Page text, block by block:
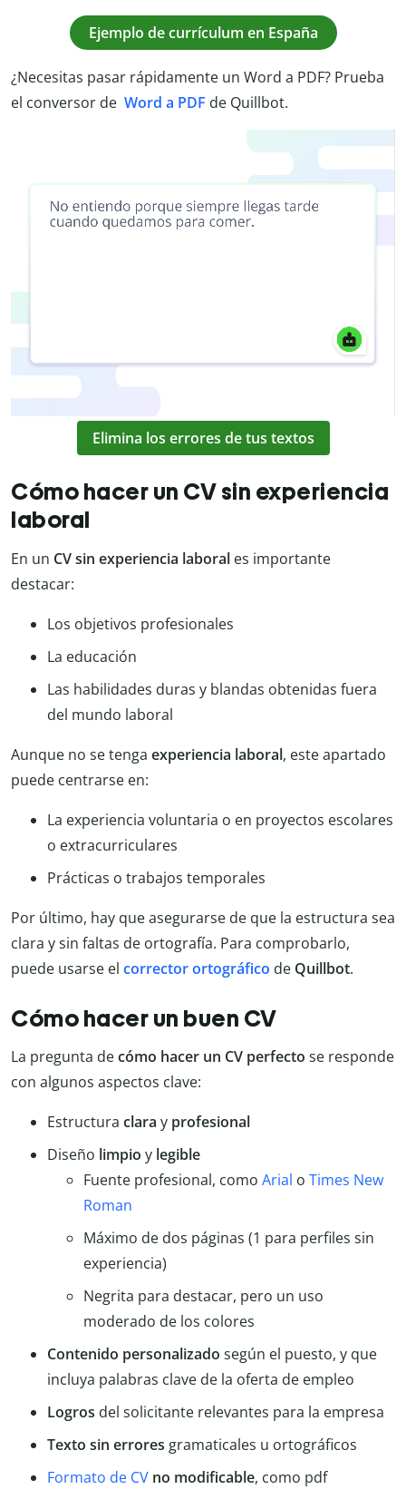
Ejemplo de currículum en España
¿Necesitas pasar rápidamente un Word a PDF? Prueba
el conversor de Word a PDF de Quillbot.
Elimina los errores de tus textos
Cómo hacer un CV sin experiencia
laboral
En un CV sin experiencia laboral es importante
destacar:
Los objetivos profesionales
La educación
Las habilidades duras y blandas obtenidas fuera
del mundo laboral
Aunque no se tenga experiencia laboral, este apartado
puede centrarse en:
La experiencia voluntaria o en proyectos escolares
o extracurriculares
Prácticas o trabajos temporales
Por último, hay que asegurarse de que la estructura sea
clara y sin faltas de ortografía. Para comprobarlo,
puede usarse el corrector ortográfico de Quillbot.
Cómo hacer un buen CV
La pregunta decómo hacer un CV perfecto se responde
con algunos aspectos clave:
Estructura clara y profesional
Diseño limpio y legible
Fuente profesional, como Arial o Times New
Roman
Máximo de dos páginas (1 para perfiles sin
experiencia)
Negrita para destacar, pero un uso
moderado de los colores
Contenido personalizado según el puesto, y que
incluya palabras clave de la oferta de empleo
Logros del solicitante relevantes para la empresa
Texto sin errores gramaticales u ortográficos
Formato de CV no modificable, como pdf